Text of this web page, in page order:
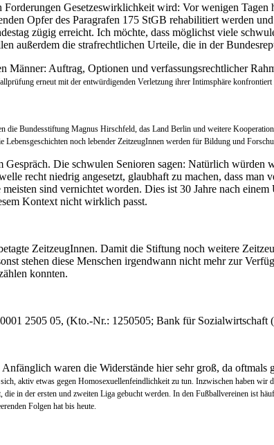
Gesetzeswirklichkeit wird: Vor wenigen
Opfer des Paragrafen 175 StGB rehabilitiert werden
zügig erreicht. Ich möchte, dass möglichst viele
außerdem die strafrechtlichen Urteile, die in der
Männer: Auftrag, Optionen und verfassungsrechtlicher
erneut mit der entwürdigenden Verletzung ihrer Intimsphäre konfrontiert
die Bundesstiftung Magnus Hirschfeld, das Land Berlin und weitere
noch lebender ZeitzeugInnen werden für Bildung und
Die schwulen Senioren sagen: Natürlich würden
recht niedrig angesetzt, glaubhaft zu machen, dass
sind vernichtet worden. Dies ist 30 Jahre nach
Kontext nicht wirklich passt.
ZeitzeugInnen. Damit die Stiftung noch weitere
stehen diese Menschen irgendwann nicht mehr zur
konnten.
2505 05, (Kto.-Nr.: 1250505; Bank für Sozialwirtschaft
waren die Widerstände hier sehr groß, da oftmals
aktiv etwas gegen Homosexuellenfeindlichkeit zu tun. Inzwischen haben
in der ersten und zweiten Liga gebucht werden. In den Fußballvereinen ist
Folgen hat bis heute.